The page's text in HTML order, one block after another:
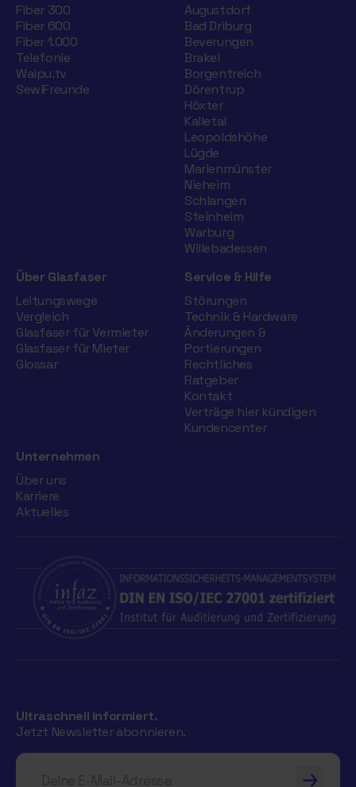
Fiber 300
Fiber 600
Fiber 1.000
Telefonie
Waipu.tv
SewiFreunde
Augustdorf
Bad Driburg
Beverungen
Brakel
Borgentreich
Dörentrup
Höxter
Kalletal
Leopoldshöhe
Lügde
Marienmünster
Nieheim
Schlangen
Steinheim
Warburg
Willebadessen
Über Glasfaser
Leitungswege
Vergleich
Glasfaser für Vermieter
Glasfaser für Mieter
Glossar
Service & Hilfe
Störungen
Technik & Hardware
Änderungen &
Portierungen
Rechtliches
Ratgeber
Kontakt
Verträge hier kündigen
Kundencenter
Unternehmen
Über uns
Karriere
Aktuelles
Ultraschnell informiert.
Jetzt Newsletter abonnieren.